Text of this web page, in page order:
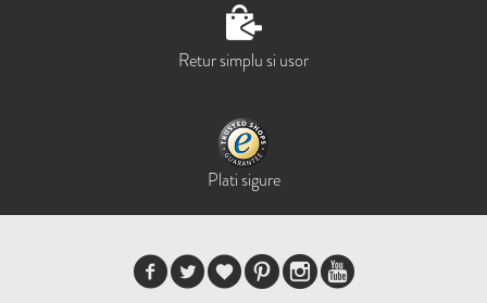
Retur simplu si usor
Plati sigure